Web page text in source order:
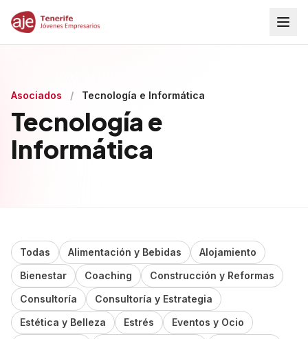
Asociados / Tecnología e Informática
Tecnología e
Informática
Todas Alimentación y Bebidas
Alojamiento
Bienestar
Coaching
Construcción y Reformas
Consultoría
Consultoría y Estrategia
Estética y Belleza
Estrés
Eventos y Ocio